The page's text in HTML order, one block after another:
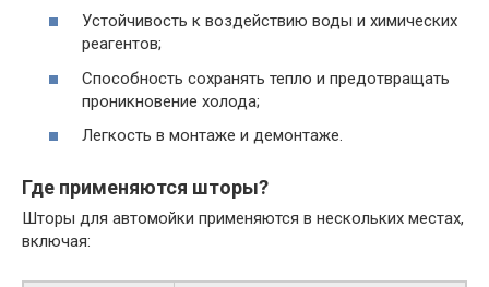
Устойчивость к воздействию воды и химических
реагентов;
Способность сохранять тепло и предотвращать
проникновение холода;
Легкость в монтаже и демонтаже.
Где применяются шторы?
Шторы для автомойки применяются в нескольких местах,
включая: